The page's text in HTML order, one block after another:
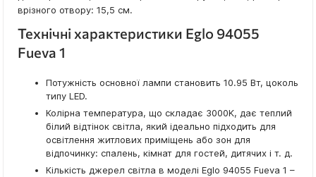
врізного отвору: 15,5 см.
Технічні характеристики Eglo 94055
Fueva 1
Потужність основної лампи становить 10.95 Вт, цоколь
типу LED.
Колірна температура, що складає 3000K, дає теплий
білий відтінок світла, який ідеально підходить для
освітлення житлових приміщень або зон для
відпочинку: спалень, кімнат для гостей, дитячих і т. д.
Кількість джерел світла в моделі Eglo 94055 Fueva 1 –